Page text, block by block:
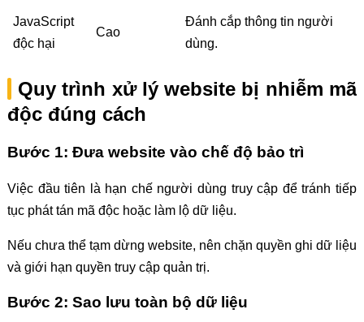
JavaScript
độc hại
Cao
Đánh cắp thông tin người
dùng.
Quy trình xử lý website bị nhiễm mã
độc đúng cách
Bước 1: Đưa website vào chế độ bảo trì
Việc đầu tiên là hạn chế người dùng truy cập để tránh tiếp
tục phát tán mã độc hoặc làm lộ dữ liệu.
Nếu chưa thể tạm dừng website, nên chặn quyền ghi dữ liệu
và giới hạn quyền truy cập quản trị.
Bước 2: Sao lưu toàn bộ dữ liệu